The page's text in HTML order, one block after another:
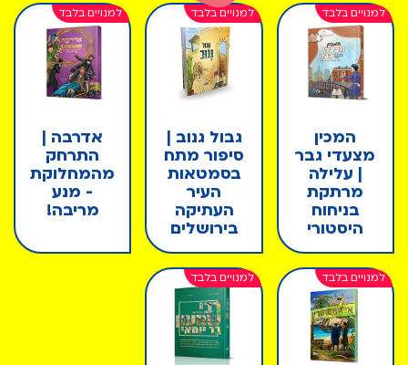
המכין
מצעדי גבר
| עלילה
מרתקת
בניחוח
היסטורי
גבול גנוב |
סיפור מתח
בסמטאות
העיר
העתיקה
בירושלים
אדרבה |
התרחק
מהמחלוקת
- מנע
מריבה!